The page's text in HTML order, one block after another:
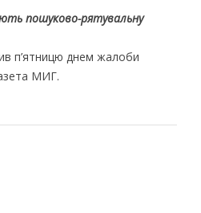
пошуково-рятувальну
п’ятницю днем жалоби
МИГ.